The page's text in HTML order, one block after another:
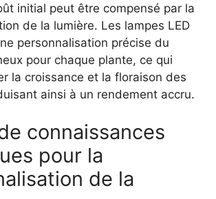
initial peut être compensé par la
de la lumière. Les lampes LED
personnalisation précise du
pour chaque plante, ce qui
la croissance et la floraison des
ainsi à un rendement accru.
connaissances
pour la
de la